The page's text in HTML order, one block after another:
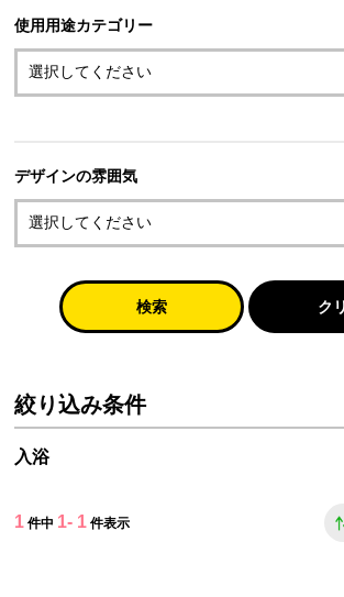
使用用途カテゴリー
デザインの雰囲気
検索 ク
絞り込み条件
入浴
1 件中 1- 1 件表示